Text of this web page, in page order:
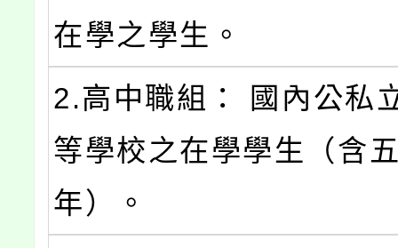
在學之學生。
2.高中職組： 國內公私
等學校之在學學生（含
年）。